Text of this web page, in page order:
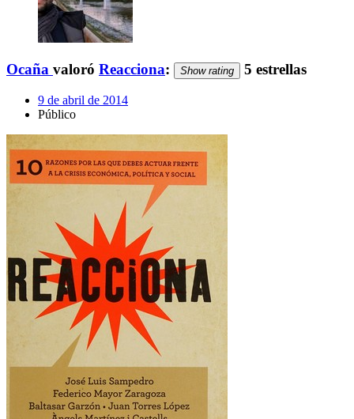
Ocaña valoró Reacciona: Show rating 5 estrellas
9 de abril de 2014
Público